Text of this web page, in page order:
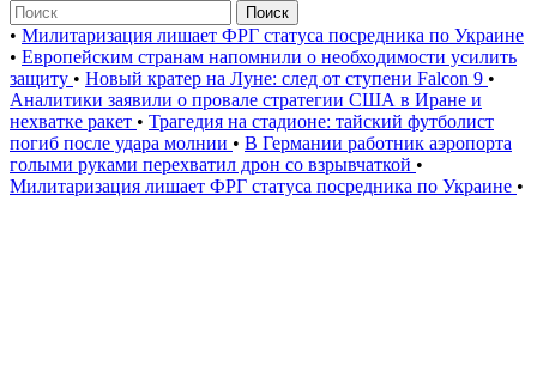
Поиск
• Милитаризация лишает ФРГ статуса посредника по Украине
• Европейским странам напомнили о необходимости усилить
защиту • Новый кратер на Луне: след от ступени Falcon 9 •
Аналитики заявили о провале стратегии США в Иране и
нехватке ракет • Трагедия на стадионе: тайский футболист
погиб после удара молнии • В Германии работник аэропорта
голыми руками перехватил дрон со взрывчаткой •
Милитаризация лишает ФРГ статуса посредника по Украине •